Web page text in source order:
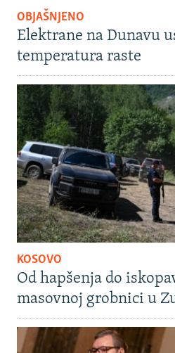
OBJAŠNJENO
Elektrane na Dunavu
temperatura raste
KOSOVO
Od hapšenja do
masovnoj grobnici u